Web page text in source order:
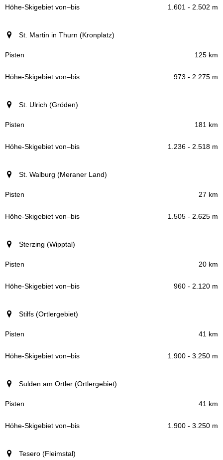
1.601 - 2.502 m
St. Martin in Thurn (Kronplatz)
125 km
973 - 2.275 m
St. Ulrich (Gröden)
181 km
1.236 - 2.518 m
St. Walburg (Meraner Land)
27 km
1.505 - 2.625 m
Sterzing (Wipptal)
20 km
960 - 2.120 m
Stilfs (Ortlergebiet)
41 km
1.900 - 3.250 m
Sulden am Ortler (Ortlergebiet)
41 km
1.900 - 3.250 m
Tesero (Fleimstal)